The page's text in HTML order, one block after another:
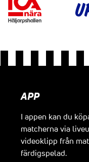
APP
I appen kan du
matcherna via
videoklipp från
färdigspelad.